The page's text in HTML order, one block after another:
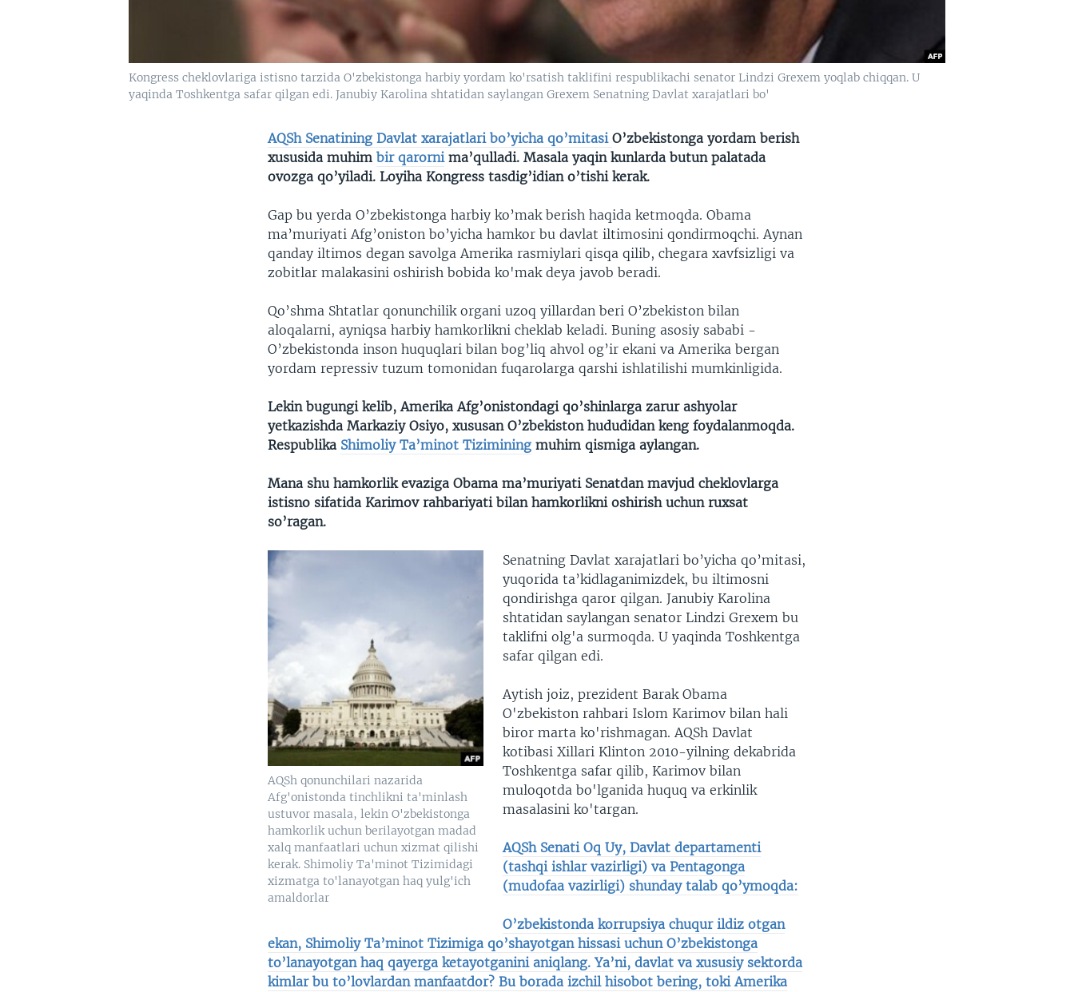
Kongress cheklovlariga istisno tarzida O'zbekistonga harbiy yordam ko'rsatish taklifini respublikachi senator Lindzi Grexem yoqlab chiqqan. U
yaqinda Toshkentga safar qilgan edi. Janubiy Karolina shtatidan saylangan Grexem Senatning Davlat xarajatlari bo'
AQSh Senatining Davlat xarajatlari bo’yicha qo’mitasiO’zbekistonga yordam berish
xususida muhimbir qarornima’qulladi. Masala yaqin kunlarda butun palatada
ovozga qo’yiladi. Loyiha Kongress tasdig’idian o’tishi kerak.
Gap bu yerda O’zbekistonga harbiy ko’mak berish haqida ketmoqda. Obama
ma’muriyati Afg’oniston bo’yicha hamkor bu davlat iltimosini qondirmoqchi. Aynan
qanday iltimos degan savolga Amerika rasmiylari qisqa qilib, chegara xavfsizligi va
zobitlar malakasini oshirish bobida ko'mak deya javob beradi.
Qo’shma Shtatlar qonunchilik organi uzoq yillardan beri O’zbekiston bilan
aloqalarni, ayniqsa harbiy hamkorlikni cheklab keladi. Buning asosiy sababi -
O’zbekistonda inson huquqlari bilan bog’liq ahvol og’ir ekani va Amerika bergan
yordam repressiv tuzum tomonidan fuqarolarga qarshi ishlatilishi mumkinligida.
Lekin bugungi kelib, Amerika Afg’onistondagi qo’shinlarga zarur ashyolar
yetkazishda Markaziy Osiyo, xususan O’zbekiston hududidan keng foydalanmoqda.
Respublika Shimoliy Ta’minot Tizimining muhim qismiga aylangan.
Mana shu hamkorlik evaziga Obama ma’muriyati Senatdan mavjud cheklovlarga
istisno sifatida Karimov rahbariyati bilan hamkorlikni oshirish uchun ruxsat
so’ragan.
AQSh qonunchilari nazarida
Afg'onistonda tinchlikni ta'minlash
ustuvor masala, lekin O'zbekistonga
hamkorlik uchun berilayotgan madad
xalq manfaatlari uchun xizmat qilishi
kerak. Shimoliy Ta'minot Tizimidagi
xizmatga to'lanayotgan haq yulg'ich
amaldorlar
Senatning Davlat xarajatlari bo’yicha qo’mitasi,
yuqorida ta’kidlaganimizdek, bu iltimosni
qondirishga qaror qilgan. Janubiy Karolina
shtatidan saylangan senator Lindzi Grexem bu
taklifni olg'a surmoqda. U yaqinda Toshkentga
safar qilgan edi.
Aytish joiz, prezident Barak Obama
O'zbekiston rahbari Islom Karimov bilan hali
biror marta ko'rishmagan. AQSh Davlat
kotibasi Xillari Klinton 2010-yilning dekabrida
Toshkentga safar qilib, Karimov bilan
muloqotda bo'lganida huquq va erkinlik
masalasini ko'targan.
AQSh Senati Oq Uy, Davlat departamenti
(tashqi ishlar vazirligi) va Pentagonga
(mudofaa vazirligi) shunday talab qo’ymoqda:
O’zbekistonda korrupsiya chuqur ildiz otgan
ekan, Shimoliy Ta’minot Tizimiga qo’shayotgan hissasi uchun O’zbekistonga
to’lanayotgan haq qayerga ketayotganini aniqlang. Ya’ni, davlat va xususiy sektorda
kimlar bu to’lovlardan manfaatdor? Bu borada izchil hisobot bering, toki Amerika